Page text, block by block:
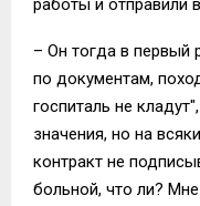
– Он тогда в первый
по документам,
госпиталь не
значения, но на
контракт не
больной, что ли?